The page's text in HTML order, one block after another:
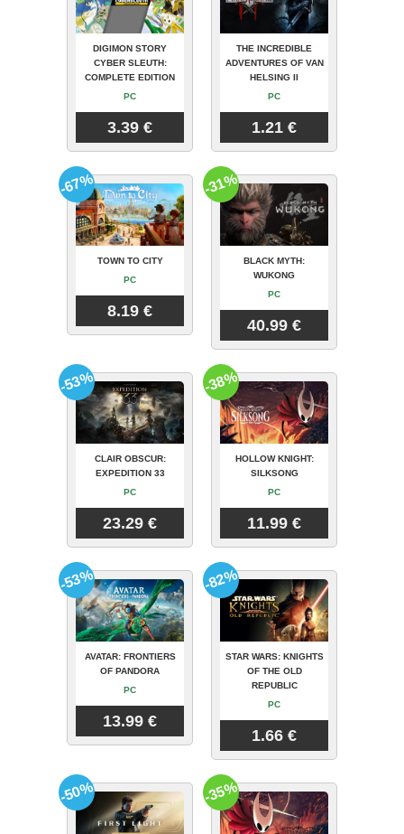
DIGIMON STORY
CYBER SLEUTH:
COMPLETE EDITION
PC
3.39 €
THE INCREDIBLE
ADVENTURES OF VAN
HELSING II
PC
1.21 €
TOWN TO CITY
PC
8.19 €
-67%
BLACK MYTH:
WUKONG
PC
40.99 €
-31%
CLAIR OBSCUR:
EXPEDITION 33
PC
23.29 €
-53%
HOLLOW KNIGHT:
SILKSONG
PC
11.99 €
-38%
AVATAR: FRONTIERS
OF PANDORA
PC
13.99 €
-53%
STAR WARS: KNIGHTS
OF THE OLD
REPUBLIC
PC
1.66 €
-82%
-50% -35%